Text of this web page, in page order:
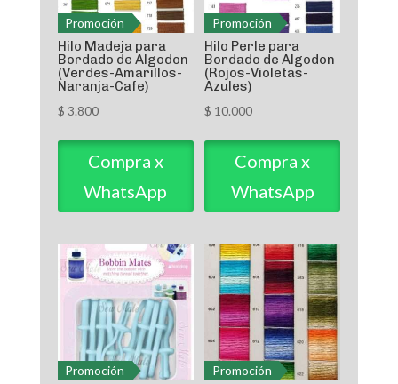
Promoción
Hilo Madeja para
Bordado de Algodon
(Verdes-Amarillos-
Naranja-Cafe)
$ 3.800
Compra x
WhatsApp
Promoción
Hilo Perle para
Bordado de Algodon
(Rojos-Violetas-
Azules)
$ 10.000
Compra x
WhatsApp
Promoción Promoción